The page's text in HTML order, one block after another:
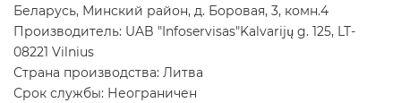
Беларусь, Минский район, д. Боровая, 3, комн.4
Производитель: UAB "Infoservisas"Kalvarijų g. 125, LT-
08221 Vilnius
Страна производства: Литва
Срок службы: Неограничен